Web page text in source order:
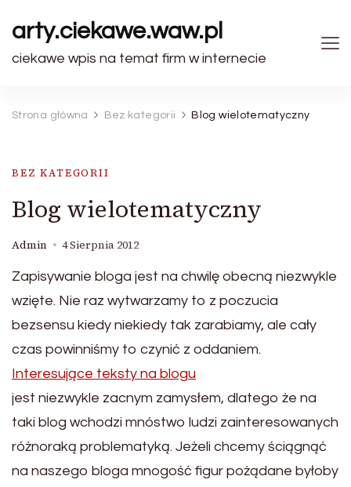
arty.ciekawe.waw.pl
ciekawe wpis na temat firm w internecie
Strona główna Bez kategorii Blog wielotematyczny
BEZ KATEGORII
Blog wielotematyczny
Admin 4 Sierpnia 2012
Zapisywanie bloga jest na chwilę obecną niezwykle
wzięte. Nie raz wytwarzamy to z poczucia
bezsensu kiedy niekiedy tak zarabiamy, ale cały
czas powinniśmy to czynić z oddaniem.
Interesujące teksty na blogu
jest niezwykle zacnym zamysłem, dlatego że na
taki blog wchodzi mnóstwo ludzi zainteresowanych
różnoraką problematyką. Jeżeli chcemy ściągnąć
na naszego bloga mnogość figur pożądane byłoby